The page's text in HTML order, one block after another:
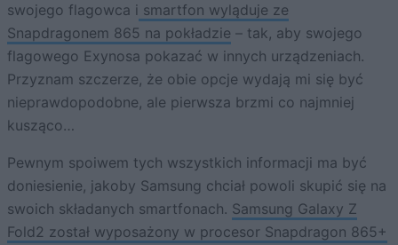
swojego flagowca i smartfon wyląduje ze
Snapdragonem 865 na pokładzie – tak, aby swojego
flagowego Exynosa pokazać w innych urządzeniach.
Przyznam szczerze, że obie opcje wydają mi się być
nieprawdopodobne, ale pierwsza brzmi co najmniej
kusząco…
Pewnym spoiwem tych wszystkich informacji ma być
doniesienie, jakoby Samsung chciał powoli skupić się na
swoich składanych smartfonach. Samsung Galaxy Z
Fold2 został wyposażony w procesor Snapdragon 865+